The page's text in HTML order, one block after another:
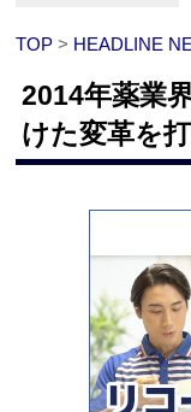
TOP > HEADLINE
2014年薬業
けた変革を